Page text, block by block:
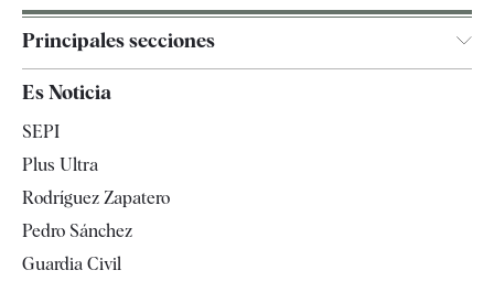
Principales secciones
España
Televisión
Es Noticia
SEPI
Plus Ultra
Rodríguez Zapatero
Pedro Sánchez
Guardia Civil